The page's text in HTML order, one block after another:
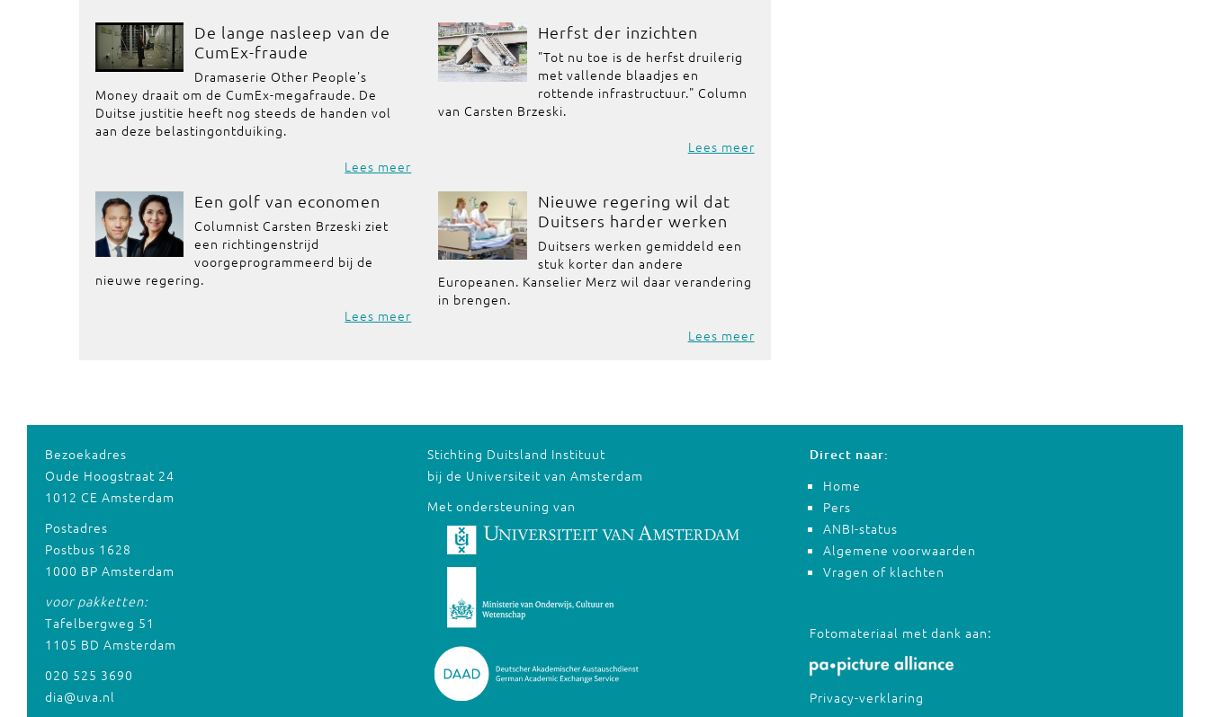
De lange nasleep van de
CumEx-fraude
Dramaserie Other People's
Money draait om de CumEx-megafraude. De
Duitse justitie heeft nog steeds de handen vol
aan deze belastingontduiking.
Lees meer
Herfst der inzichten
"Tot nu toe is de herfst druilerig
met vallende blaadjes en
rottende infrastructuur." Column
van Carsten Brzeski.
Lees meer
Een golf van economen
Columnist Carsten Brzeski ziet
een richtingenstrijd
voorgeprogrammeerd bij de
nieuwe regering.
Lees meer
Nieuwe regering wil dat
Duitsers harder werken
Duitsers werken gemiddeld een
stuk korter dan andere
Europeanen. Kanselier Merz wil daar verandering
in brengen.
Lees meer
Bezoekadres
Oude Hoogstraat 24
1012 CE Amsterdam
Postadres
Postbus 1628
1000 BP Amsterdam
voor pakketten:
Tafelbergweg 51
1105 BD Amsterdam
020 525 3690
dia@uva.nl
Stichting Duitsland Instituut
bij de Universiteit van Amsterdam
Met ondersteuning van
Direct naar:
Home
Pers
ANBI-status
Algemene voorwaarden
Vragen of klachten
Fotomateriaal met dank aan:
Privacy-verklaring